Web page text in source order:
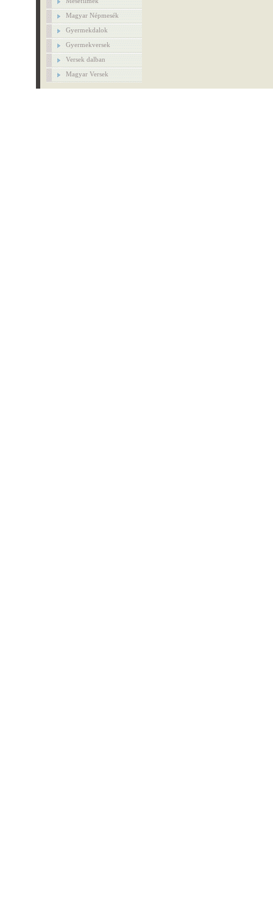
Magyar Népmesék
Gyermekdalok
Gyermekversek
Versek dalban
Magyar Versek